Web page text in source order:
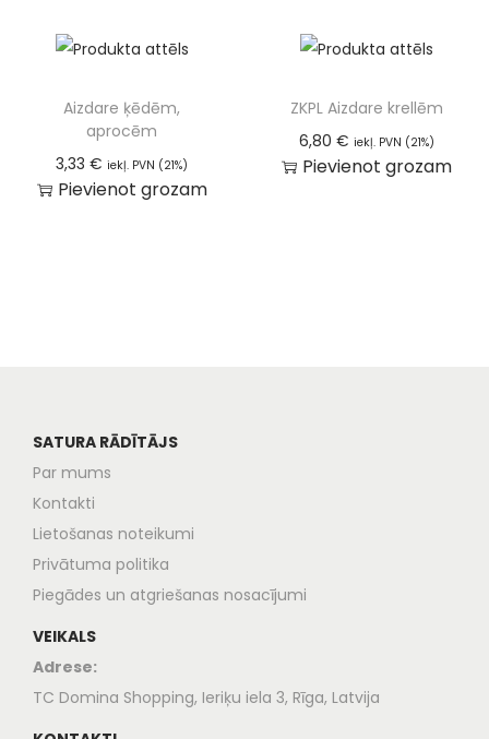
Aizdare ķēdēm,
aprocēm
3,33€ iekļ. PVN (21%)
Pievienot grozam
ZKPL Aizdare krellēm
6,80 € iekļ. PVN (21%)
Pievienot grozam
SATURA RĀDĪTĀJS
Par mums
Kontakti
Lietošanas noteikumi
Privātuma politika
Piegādes un atgriešanas nosacījumi
VEIKALS
Adrese:
TC Domina Shopping, Ieriķu iela 3, Rīga, Latvija